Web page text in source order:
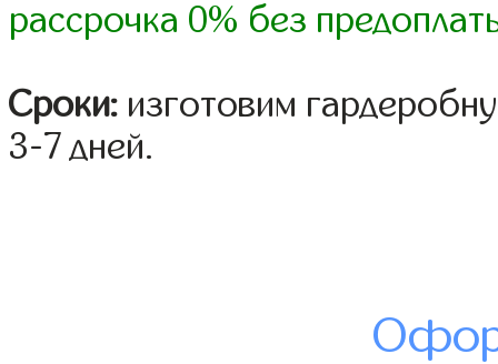
рассрочка 0% без
Сроки: изготовим
3-7 дней.